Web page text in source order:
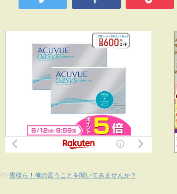
-貴様ら！俺の言うことを聞いてみませんか？